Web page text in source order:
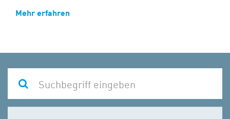
Mehr erfahren